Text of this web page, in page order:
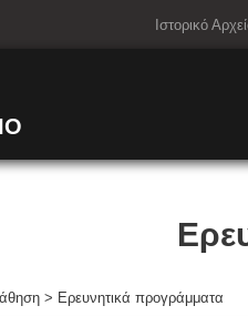
research
Ιστορικό
> Ερευνητικά προγράμματα